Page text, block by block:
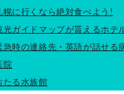
幌に行くなら絶対食べよう!
光ガイドマップが貰えるホテ
急時の連絡先・英語が話せる
院
たる水族館